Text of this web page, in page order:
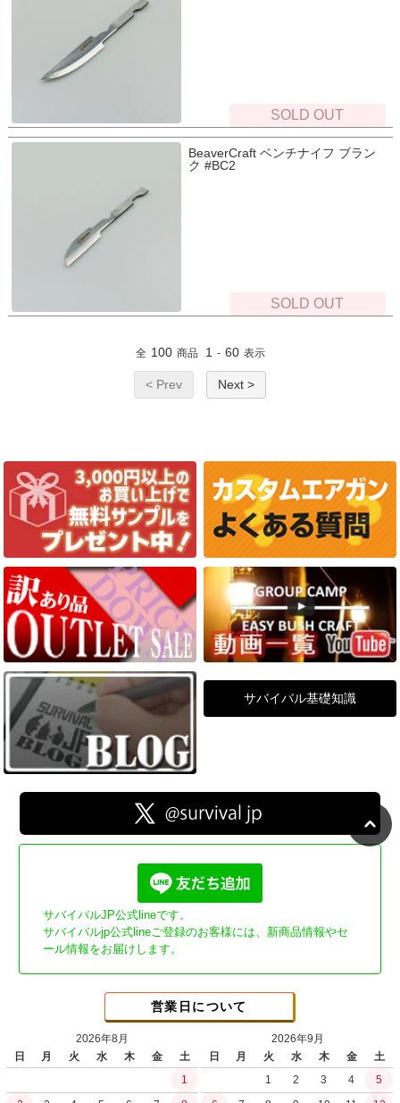
SOLD OUT
BeaverCraft ベンチナイフ ブラン
ク #BC2
SOLD OUT
全 100 商品 1 - 60 表示
< Prev Next >
サバイバル基礎知識
サバイバルJP公式lineです。
サバイバルjp公式lineご登録のお客様には、新商品情報やセ
ール情報をお届けします。
営業日について
2026年8月
日
月 火 水 木 金
土
1
2026年9月
日
月 火 水 木 金
土
1
2 3 4
5